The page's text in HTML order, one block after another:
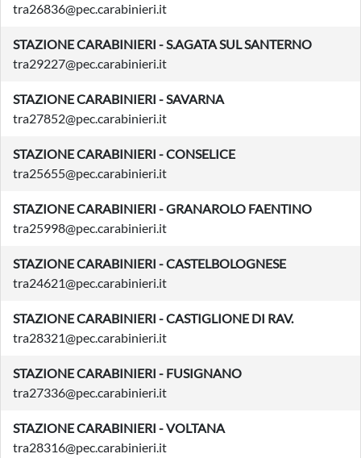
tra26836@pec.carabinieri.it
STAZIONE CARABINIERI - S.AGATA SUL SANTERNO
tra29227@pec.carabinieri.it
STAZIONE CARABINIERI - SAVARNA
tra27852@pec.carabinieri.it
STAZIONE CARABINIERI - CONSELICE
tra25655@pec.carabinieri.it
STAZIONE CARABINIERI - GRANAROLO FAENTINO
tra25998@pec.carabinieri.it
STAZIONE CARABINIERI - CASTELBOLOGNESE
tra24621@pec.carabinieri.it
STAZIONE CARABINIERI - CASTIGLIONE DI RAV.
tra28321@pec.carabinieri.it
STAZIONE CARABINIERI - FUSIGNANO
tra27336@pec.carabinieri.it
STAZIONE CARABINIERI - VOLTANA
tra28316@pec.carabinieri.it